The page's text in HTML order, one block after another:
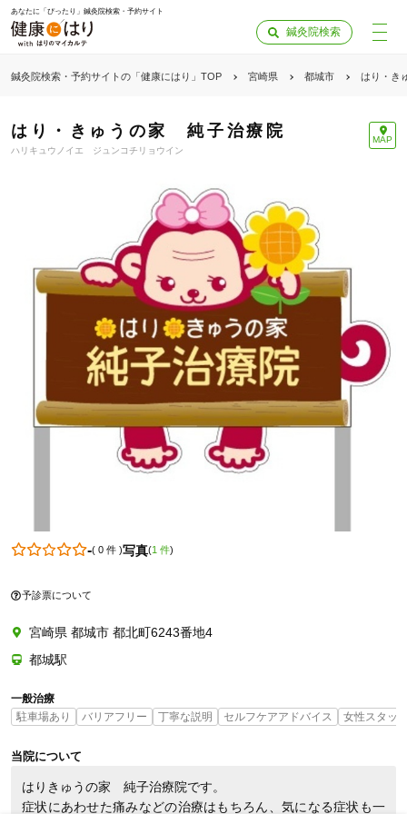
あなたに「ぴったり」鍼灸院検索・予約サイト
鍼灸院検索
鍼灸院検索・予約サイトの「健康にはり」TOP 宮崎県 都城市 はり・き
はり・きゅうの家 純子治療院
ハリキュウノイエ ジュンコチリョウイン
MAP
-( 0 件)写真(1 件)
予診票について
宮崎県 都城市 都北町6243番地4
都城駅
一般治療
駐車場あり
バリアフリー 丁寧な説明 セルフケアアドバイス 女性スタッ
当院について
はりきゅうの家　純子治療院です。
症状にあわせた痛みなどの治療はもちろん、気になる症状も一
この鍼灸院は、当サイトから予診票の事前送付を受け付けて
います。
来院前に鍼灸院へ予診票を送っておくことで、当日の診察が
スムーズになります。
予診票への記入にはログインが必要です。